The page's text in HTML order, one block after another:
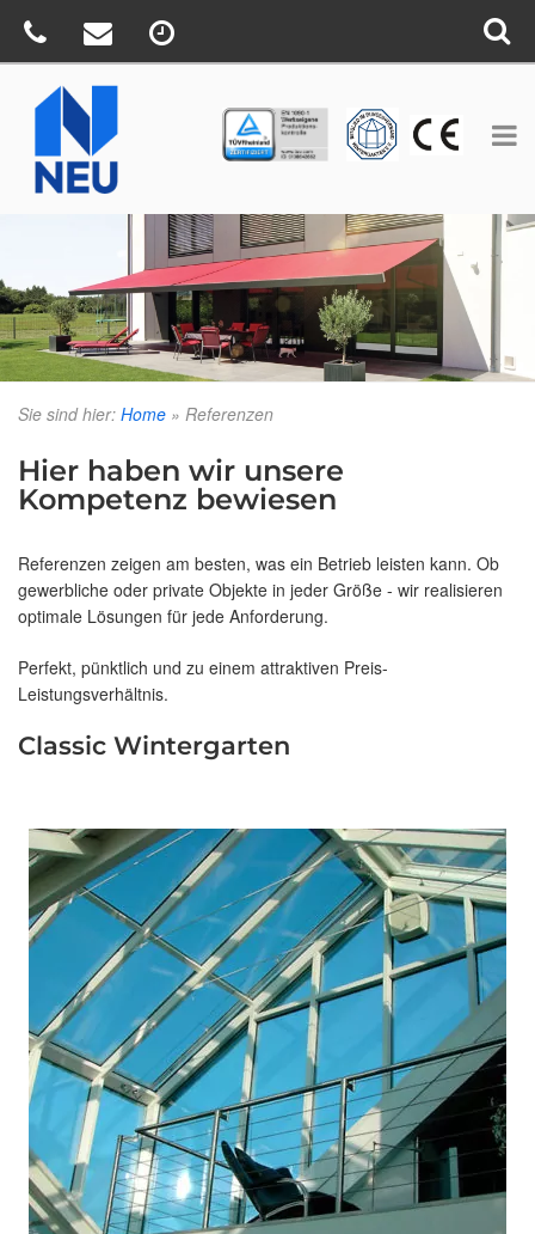
Sie sind hier: Home » Referenzen
Hier haben wir unsere
Kompetenz bewiesen
Referenzen zeigen am besten, was ein Betrieb leisten kann. Ob
gewerbliche oder private Objekte in jeder Größe - wir realisieren
optimale Lösungen für jede Anforderung.
Perfekt, pünktlich und zu einem attraktiven Preis-
Leistungsverhältnis.
Classic Wintergarten
TÜV CE BV